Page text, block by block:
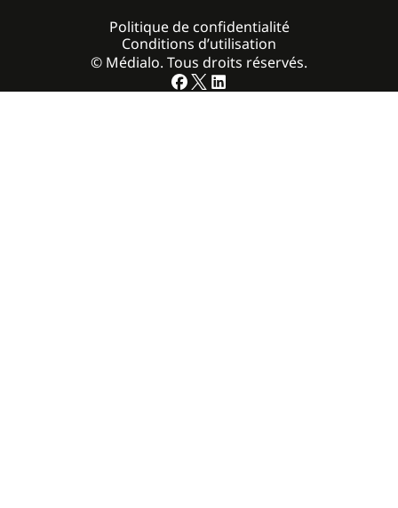
© Médialo. Tous droits réservés.
Politique de confidentialité
Conditions d’utilisation